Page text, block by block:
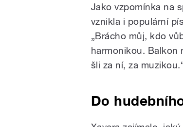
Jako vzpomínka na
vznikla i populární
„Brácho můj, kdo
harmonikou. Balkon
šli za ní, za
Do